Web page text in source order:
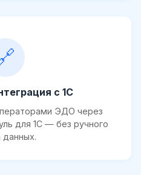
с 1С
ЭДО через
для 1С — без ручного
данных.